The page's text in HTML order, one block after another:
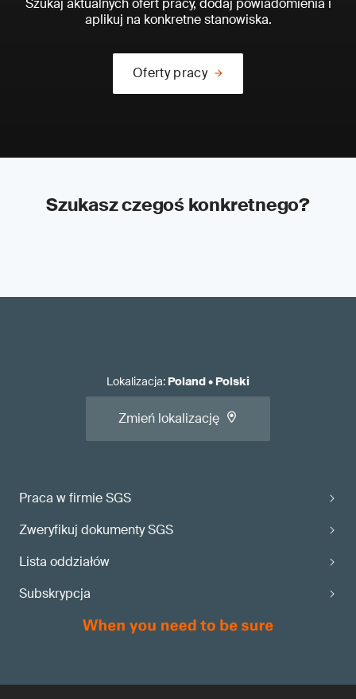
aplikuj na konkretne stanowiska.
Oferty pracy
Szukasz czegoś konkretnego?
Praca w firmie SGS
Zweryfikuj dokumenty SGS
Lista oddziałów
Subskrypcja
Lokalizacja: Poland• Polski
Zmień lokalizację